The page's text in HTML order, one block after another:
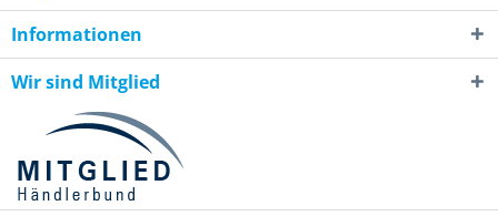
Informationen
Wir sind Mitglied